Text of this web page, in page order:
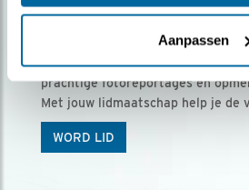
Aanpassen
Ontvang 5 x Vogels voor
Vogels is het tijdschrift voor onze
prachtige fotoreportages en
Met jouw lidmaatschap help je de
WORD LID